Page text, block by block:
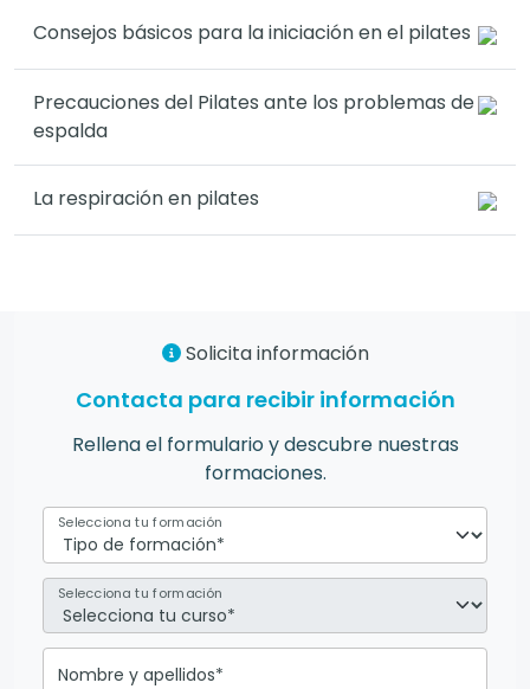
Consejos básicos para la iniciación en el pilates
Precauciones del Pilates ante los problemas de
espalda
La respiración en pilates
Solicita información
Contacta para recibir información
Rellena el formulario y descubre nuestras
formaciones.
Selecciona tu formación
Selecciona tu formación
Nombre y apellidos*